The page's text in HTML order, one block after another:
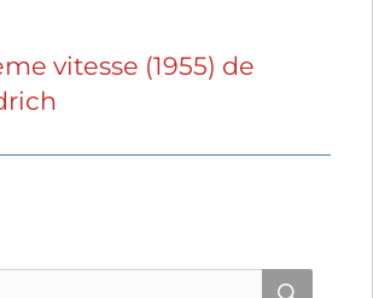
vitesse (1955) de